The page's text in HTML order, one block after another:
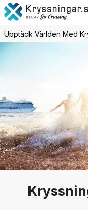
Upptäck Världen Med